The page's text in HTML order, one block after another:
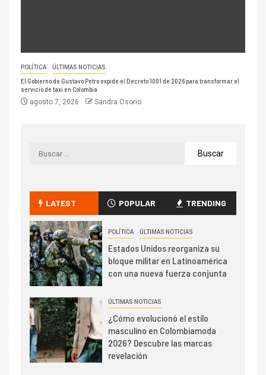
POLÍTICA ÚLTIMAS NOTICIAS
El Gobierno de Gustavo Petro expide el Decreto 1001 de 2026 para transformar el
servicio de taxi en Colombia
agosto 7, 2026 Sandra Osorio
LATEST POPULAR TRENDING
POLÍTICA ÚLTIMAS NOTICIAS
Estados Unidos reorganiza su
bloque militar en Latinoamérica
con una nueva fuerza conjunta
ÚLTIMAS NOTICIAS
¿Cómo evolucionó el estilo
masculino en Colombiamoda
2026? Descubre las marcas
revelación